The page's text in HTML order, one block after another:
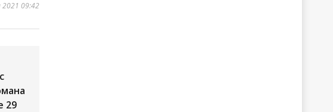
2021 09:42
29